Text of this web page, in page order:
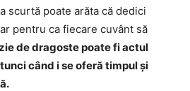
scurtă poate arăta că dedici
pentru ca fiecare cuvânt să
de dragoste poate fi actul
când i se oferă timpul și